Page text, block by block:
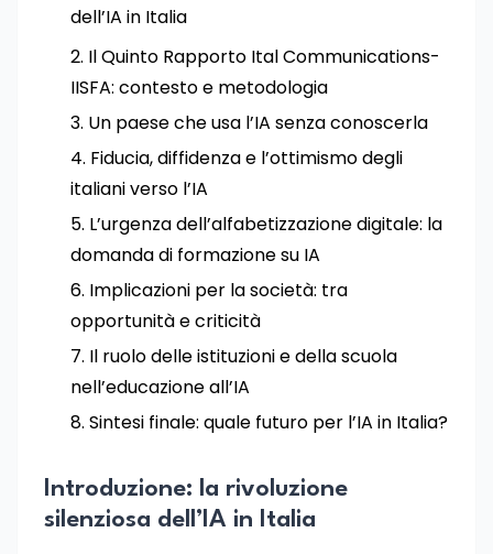
dell’IA in Italia
Il Quinto Rapporto Ital Communications-
IISFA: contesto e metodologia
Un paese che usa l’IA senza conoscerla
Fiducia, diffidenza e l’ottimismo degli
italiani verso l’IA
L’urgenza dell’alfabetizzazione digitale: la
domanda di formazione su IA
Implicazioni per la società: tra
opportunità e criticità
Il ruolo delle istituzioni e della scuola
nell’educazione all’IA
Sintesi finale: quale futuro per l’IA in Italia?
Introduzione: la rivoluzione
silenziosa dell’IA in Italia